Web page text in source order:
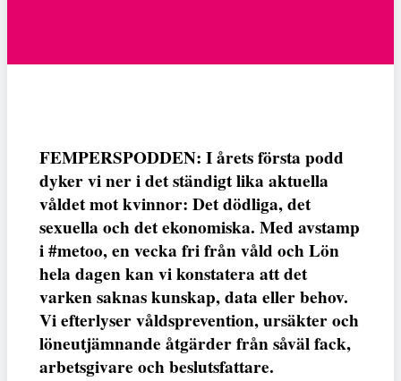
FEMPERSPODDEN: I årets första podd
dyker vi ner i det ständigt lika aktuella
våldet mot kvinnor: Det dödliga, det
sexuella och det ekonomiska. Med avstamp
i #metoo, en vecka fri från våld och Lön
hela dagen kan vi konstatera att det
varken saknas kunskap, data eller behov.
Vi efterlyser våldsprevention, ursäkter och
löneutjämnande åtgärder från såväl fack,
arbetsgivare och beslutsfattare.